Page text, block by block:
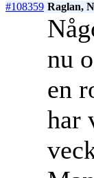
#108359 Raglan,
nu
en
har